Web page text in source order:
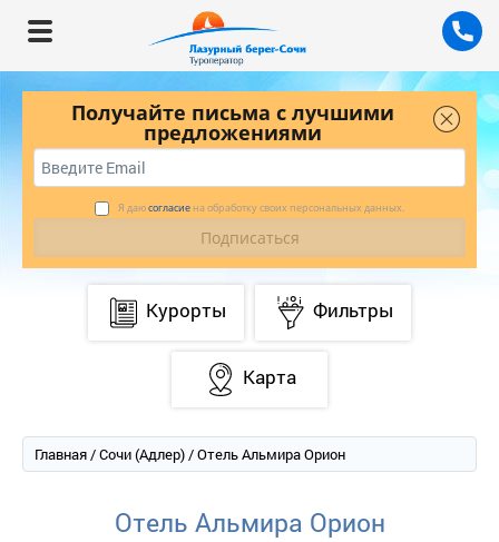
Получайте письма с лучшими
предложениями
Я даюсогласие на обработку своих персональных данных.
Курорты Фильтры
Карта
Главная/Сочи (Адлер)/ Отель Альмира Орион
Отель Альмира Орион